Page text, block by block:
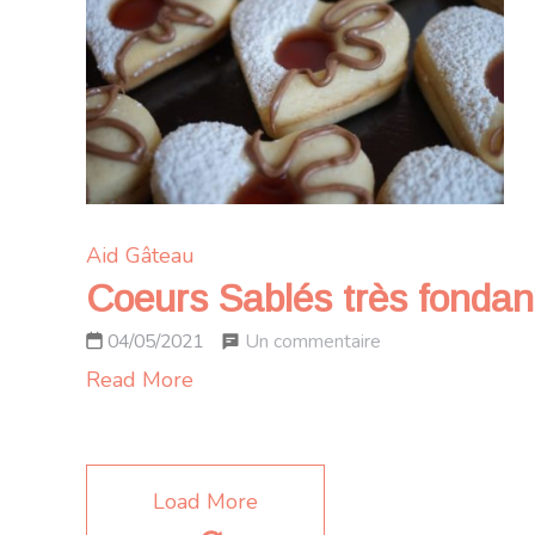
et
confiture
de
caramélisé
Aid Gâteau
Coeurs Sablés très
04/05/2021 Un commentaire
Read More
Load More